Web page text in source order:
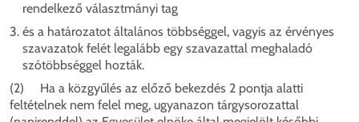
rendelkező választmányi tag
és a határozatot általános többséggel, vagyis az érvényes
szavazatok felét legalább egy szavazattal meghaladó
szótöbbséggel hozták.
(2) Ha a közgyűlés az előző bekezdés 2 pontja alatti
feltételnek nem felel meg, ugyanazon tárgysorozattal